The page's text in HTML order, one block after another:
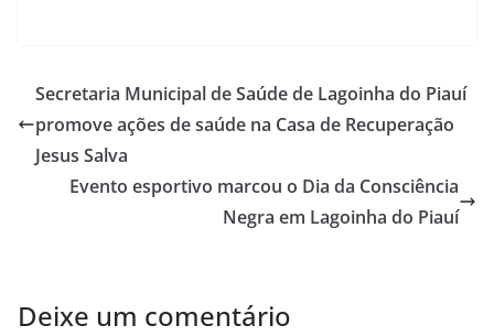
Secretaria Municipal de Saúde de Lagoinha do Piauí
promove ações de saúde na Casa de Recuperação
Jesus Salva
Evento esportivo marcou o Dia da Consciência
Negra em Lagoinha do Piauí
Deixe um comentário